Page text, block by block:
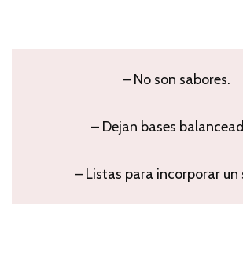
– No son sabores.
– Dejan bases
– Listas para incorporar un